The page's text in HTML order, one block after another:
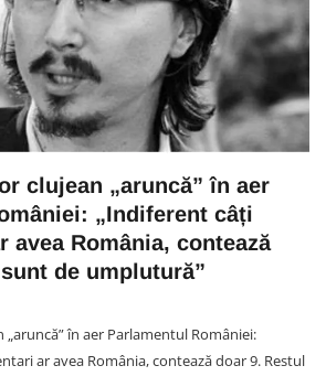
clujean „aruncă” în aer
„Indiferent câți
avea România, contează
de umplutură”
în aer Parlamentul României:
ar avea România, contează doar 9. Restul